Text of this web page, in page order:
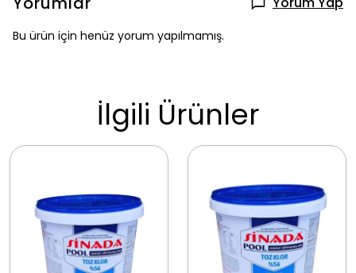
Bu ürün için henüz yorum yapılmamış.
İlgili Ürünler